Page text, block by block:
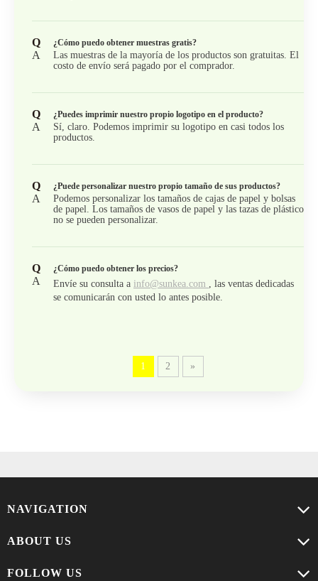
Q ¿Cómo puedo obtener muestras gratis?
A
Las muestras de la mayoría de los productos son gratuitas. El
costo de envío será pagado por el comprador.
Q ¿Puedes imprimir nuestro propio logotipo en el producto?
A
Sí, claro. Podemos imprimir su logotipo en casi todos los
productos.
Q ¿Puede personalizar nuestro propio tamaño de sus productos?
A
Podemos personalizar los tamaños de cajas de papel y bolsas
de papel. Los tamaños de vasos de papel y las tazas de plástico
no se pueden personalizar.
Q ¿Cómo puedo obtener los precios?
A Envíe su consulta a info@sunkea.com
, las ventas dedicadas
se comunicarán con usted lo antes posible.
1 2 »
NAVIGATION
ABOUT US
FOLLOW US